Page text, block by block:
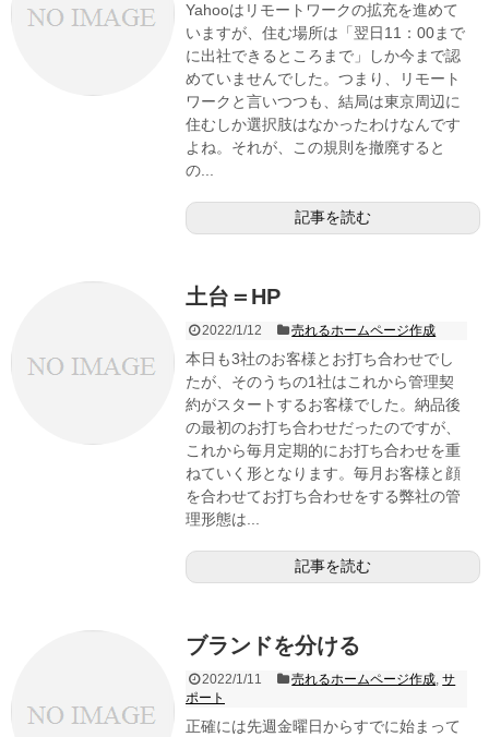
Yahooはリモートワークの拡充を進めて
いますが、住む場所は「翌日11：00まで
に出社できるところまで」しか今まで認
めていませんでした。つまり、リモート
ワークと言いつつも、結局は東京周辺に
住むしか選択肢はなかったわけなんです
よね。それが、この規則を撤廃すると
の...
記事を読む
土台＝HP
2022/1/12 売れるホームページ作成
本日も3社のお客様とお打ち合わせでし
たが、そのうちの1社はこれから管理契
約がスタートするお客様でした。納品後
の最初のお打ち合わせだったのですが、
これから毎月定期的にお打ち合わせを重
ねていく形となります。毎月お客様と顔
を合わせてお打ち合わせをする弊社の管
理形態は...
記事を読む
ブランドを分ける
2022/1/11 売れるホームページ作成,サ
ポート
正確には先週金曜日からすでに始まって